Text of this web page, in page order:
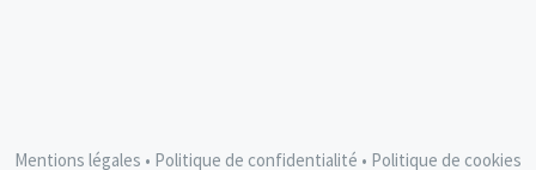
Mentions légales • Politique de confidentialité • Politique de cookies